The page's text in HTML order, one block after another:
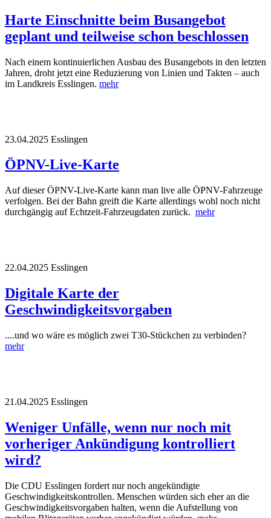
Harte Einschnitte beim Busangebot
geplant und teilweise schon beschlossen
Nach einem kontinuierlichen Ausbau des Busangebots in den letzten
Jahren, droht jetzt eine Reduzierung von Linien und Takten – auch
im Landkreis Esslingen. mehr
23.04.2025 Esslingen
ÖPNV-Live-Karte
Auf dieser ÖPNV-Live-Karte kann man live alle ÖPNV-Fahrzeuge
verfolgen. Bei der Bahn greift die Karte allerdings wohl noch nicht
durchgängig auf Echtzeit-Fahrzeugdaten zurück. mehr
22.04.2025 Esslingen
Digitale Karte der
Geschwindigkeitsvorgaben
....und wo wäre es möglich zwei T30-Stückchen zu verbinden?
mehr
21.04.2025 Esslingen
Weniger Unfälle, wenn nur noch mit
vorheriger Ankündigung kontrolliert
wird?
Die CDU Esslingen fordert nur noch angekündigte
Geschwindigkeitskontrollen. Menschen würden sich eher an die
Geschwindigkeitsvorgaben halten, wenn die Aufstellung von